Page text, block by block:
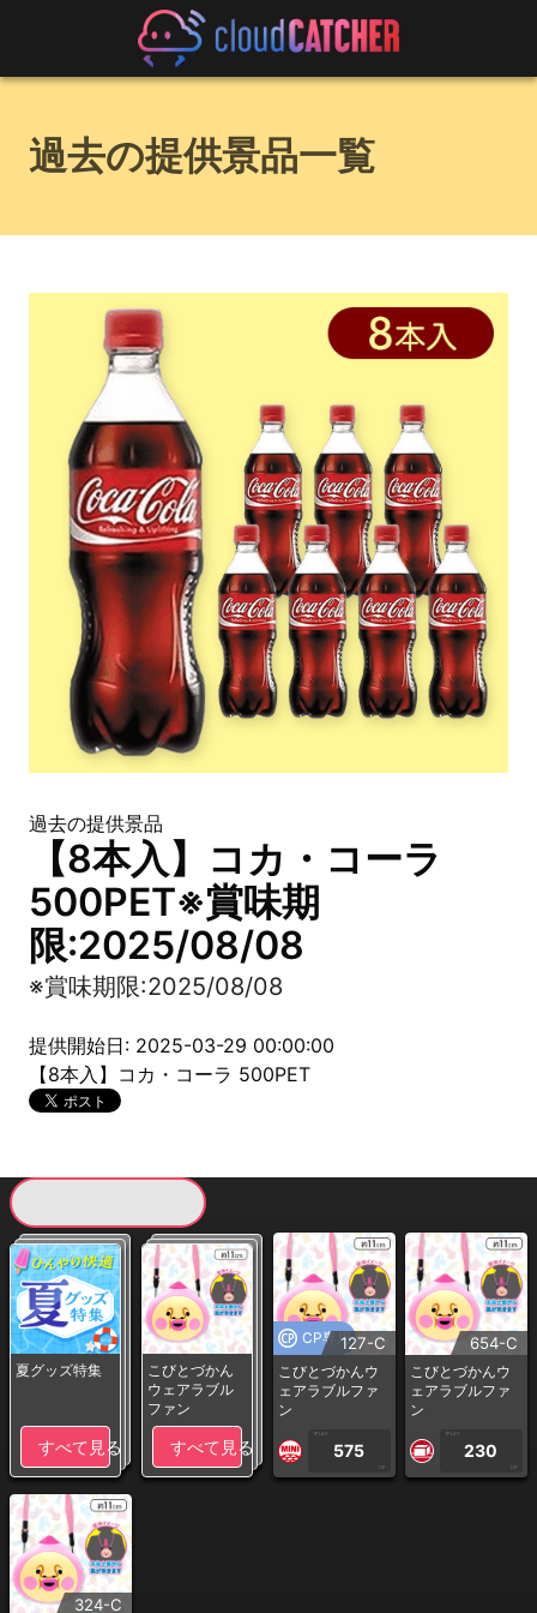
過去の提供景品一覧
過去の提供景品
【8本入】コカ・コーラ
500PET※賞味期
限:2025/08/08
※賞味期限:2025/08/08
提供開始日: 2025-03-29 00:00:00
【8本入】コカ・コーラ 500PET
夏グッズ特集
すべて見る
こびとづかん
ウェアラブル
ファン
すべて見る
CP専用127-C
こびとづかんウ
ェアラブルファ
ン
1PLAY
575
CP
654-C
こびとづかんウ
ェアラブルファ
ン
1PLAY
230
CP
324-C